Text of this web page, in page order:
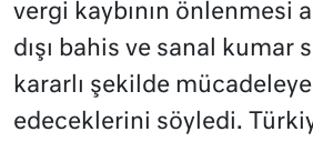
vergi kaybının önlenmesi
dışı bahis ve sanal kumar
kararlı şekilde
edeceklerini söyledi.